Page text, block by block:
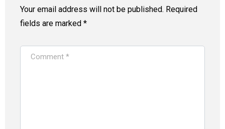
Your email address will not be published. Required
fields are marked *